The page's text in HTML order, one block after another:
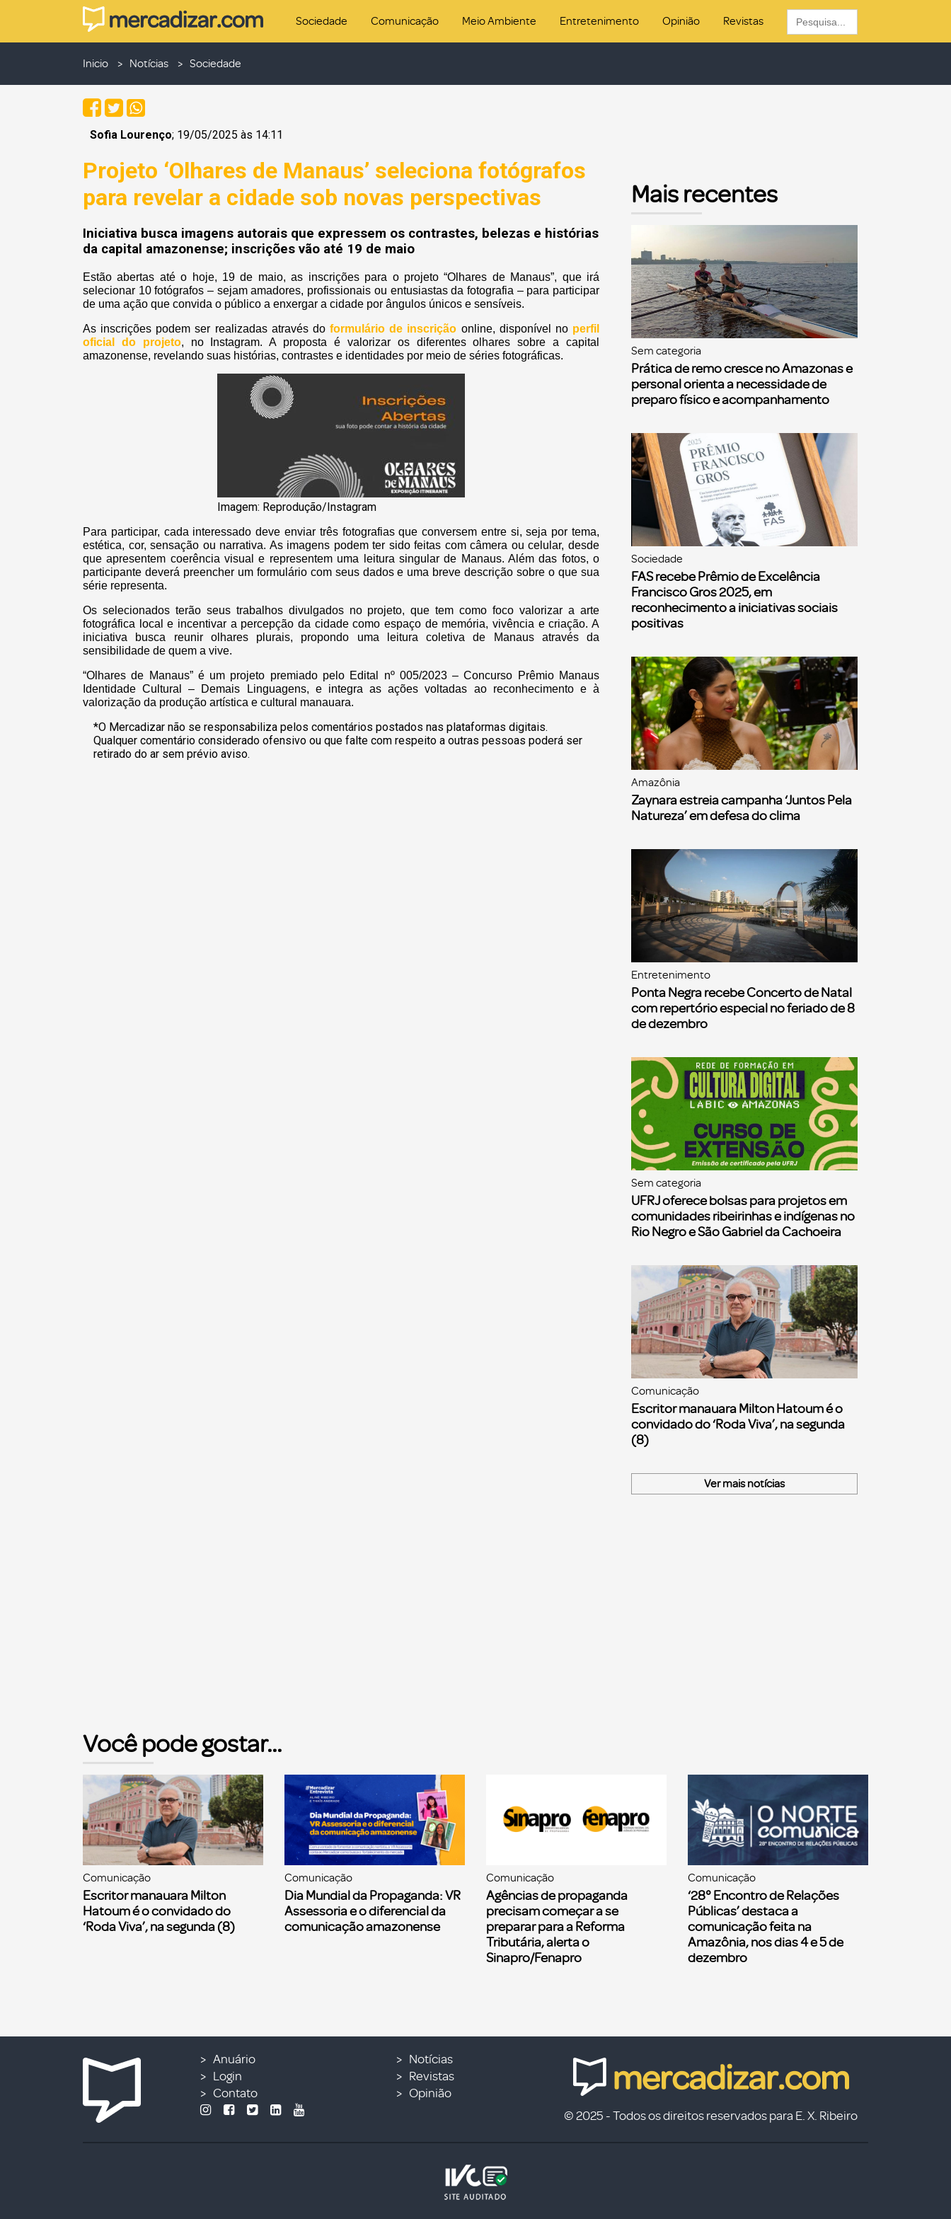
Sociedade Comunicação Meio Ambiente Entretenimento Opinião Revistas
Search
for:
Inicio Notícias Sociedade
Sofia Lourenço; 19/05/2025 às 14:11
Projeto ‘Olhares de Manaus’ seleciona fotógrafos
para revelar a cidade sob novas perspectivas
Iniciativa busca imagens autorais que expressem os contrastes, belezas e histórias
da capital amazonense; inscrições vão até 19 de maio
Estão abertas até o hoje, 19 de maio, as inscrições para o projeto “Olhares de Manaus”, que irá
selecionar 10 fotógrafos – sejam amadores, profissionais ou entusiastas da fotografia – para participar
de uma ação que convida o público a enxergar a cidade por ângulos únicos e sensíveis.
As inscrições podem ser realizadas através doformulário de inscrição online, disponível no perfil
oficial do projeto, no Instagram. A proposta é valorizar os diferentes olhares sobre a capital
amazonense, revelando suas histórias, contrastes e identidades por meio de séries fotográficas.
Imagem: Reprodução/Instagram
Para participar, cada interessado deve enviar três fotografias que conversem entre si, seja por tema,
estética, cor, sensação ou narrativa. As imagens podem ter sido feitas com câmera ou celular, desde
que apresentem coerência visual e representem uma leitura singular de Manaus. Além das fotos, o
participante deverá preencher um formulário com seus dados e uma breve descrição sobre o que sua
série representa.
Os selecionados terão seus trabalhos divulgados no projeto, que tem como foco valorizar a arte
fotográfica local e incentivar a percepção da cidade como espaço de memória, vivência e criação. A
iniciativa busca reunir olhares plurais, propondo uma leitura coletiva de Manaus através da
sensibilidade de quem a vive.
“Olhares de Manaus” é um projeto premiado pelo Edital nº 005/2023 – Concurso Prêmio Manaus
Identidade Cultural – Demais Linguagens, e integra as ações voltadas ao reconhecimento e à
valorização da produção artística e cultural manauara.
*O Mercadizar não se responsabiliza pelos comentários postados nas plataformas digitais.
Qualquer comentário considerado ofensivo ou que falte com respeito a outras pessoas poderá ser
retirado do ar sem prévio aviso.
Mais recentes
Sem categoria
Prática de remo cresce no Amazonas e
personal orienta a necessidade de
preparo físico e acompanhamento
Sociedade
FAS recebe Prêmio de Excelência
Francisco Gros 2025, em
reconhecimento a iniciativas sociais
positivas
Amazônia
Zaynara estreia campanha ‘Juntos Pela
Natureza’ em defesa do clima
Entretenimento
Ponta Negra recebe Concerto de Natal
com repertório especial no feriado de 8
de dezembro
Sem categoria
UFRJ oferece bolsas para projetos em
comunidades ribeirinhas e indígenas no
Rio Negro e São Gabriel da Cachoeira
Comunicação
Escritor manauara Milton Hatoum é o
convidado do ‘Roda Viva’, na segunda
(8)
Ver mais notícias
Você pode gostar...
Comunicação
Escritor manauara Milton
Hatoum é o convidado do
‘Roda Viva’, na segunda (8)
Comunicação
Dia Mundial da Propaganda: VR
Assessoria e o diferencial da
comunicação amazonense
Comunicação
Agências de propaganda
precisam começar a se
preparar para a Reforma
Tributária, alerta o
Sinapro/Fenapro
Comunicação
‘28° Encontro de Relações
Públicas’ destaca a
comunicação feita na
Amazônia, nos dias 4 e 5 de
dezembro
Anuário
Login
Contato
Notícias
Revistas
Opinião
© 2025 - Todos os direitos reservados para E. X. Ribeiro